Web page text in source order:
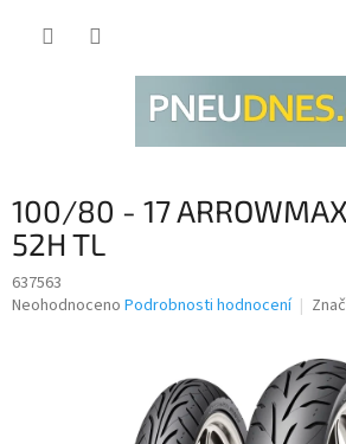
100/80 - 17
52H TL
637563
Průměrné
Neohodnoceno Podrobnosti hodnocení